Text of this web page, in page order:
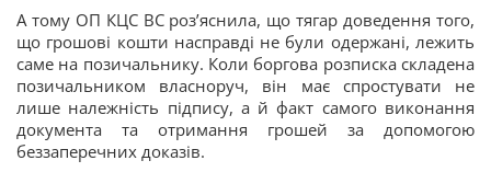
А тому ОП КЦС ВС роз’яснила, що тягар доведення того,
що грошові кошти насправді не були одержані, лежить
саме на позичальнику. Коли боргова розписка складена
позичальником власноруч, він має спростувати не
лише належність підпису, а й факт самого виконання
документа та отримання грошей за допомогою
беззаперечних доказів.